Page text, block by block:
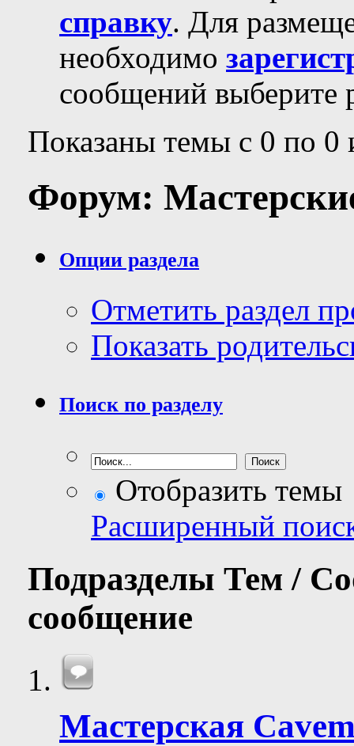
справку. Для
необходимо
сообщений выберите
Показаны темы с 0 по 0
Форум:
Опции раздела
Отметить раздел
Показать
Поиск по разделу
Отобразить темы
Расширенный
Подразделы Тем /
сообщение
Мастерская